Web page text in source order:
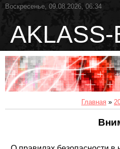
Воскресенье, 09.08.2026, 06:34
AKLASS-
Главная »